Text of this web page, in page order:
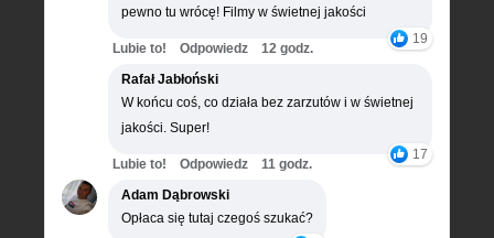
pewno tu wrócę! Filmy w świetnej jakości
19
Lubie to! Odpowiedz
12 godz.
Rafał Jabłoński
W końcu coś, co działa bez zarzutów i w świetnej
jakości. Super!
17
Lubie to! Odpowiedz
11 godz.
Adam Dąbrowski
Opłaca się tutaj czegoś szukać?